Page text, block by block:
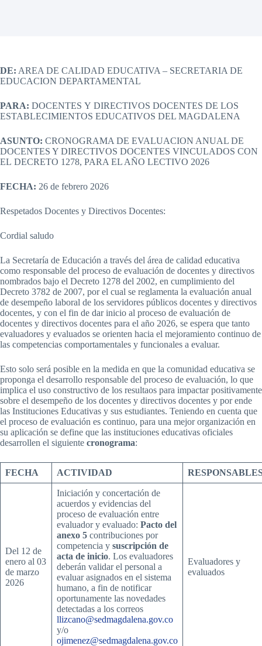
DE: AREA DE CALIDAD EDUCATIVA – SECRETARIA DE
EDUCACION DEPARTAMENTAL
PARA: DOCENTES Y DIRECTIVOS DOCENTES DE LOS
ESTABLECIMIENTOS EDUCATIVOS DEL MAGDALENA
ASUNTO: CRONOGRAMA DE EVALUACION ANUAL DE
DOCENTES Y DIRECTIVOS DOCENTES VINCULADOS CON
EL DECRETO 1278, PARA EL AÑO LECTIVO 2026
FECHA: 26 de febrero 2026
Respetados Docentes y Directivos Docentes:
Cordial saludo
La Secretaría de Educación a través del área de calidad educativa
como responsable del proceso de evaluación de docentes y directivos
nombrados bajo el Decreto 1278 del 2002, en cumplimiento del
Decreto 3782 de 2007, por el cual se reglamenta la evaluación anual
de desempeño laboral de los servidores públicos docentes y directivos
docentes, y con el fin de dar inicio al proceso de evaluación de
docentes y directivos docentes para el año 2026, se espera que tanto
evaluadores y evaluados se orienten hacia el mejoramiento continuo de
las competencias comportamentales y funcionales a evaluar.
Esto solo será posible en la medida en que la comunidad educativa se
proponga el desarrollo responsable del proceso de evaluación, lo que
implica el uso constructivo de los resultaos para impactar positivamente
sobre el desempeño de los docentes y directivos docentes y por ende
las Instituciones Educativas y sus estudiantes. Teniendo en cuenta que
el proceso de evaluación es continuo, para una mejor organización en
su aplicación se define que las instituciones educativas oficiales
desarrollen el siguiente cronograma:
FECHA ACTIVIDAD
Del 12 de
enero al 03
de marzo
2026
Iniciación y concertación de
acuerdos y evidencias del
proceso de evaluación entre
evaluador y evaluado: Pacto del
anexo 5 contribuciones por
competencia y suscripción de
acta de inicio. Los evaluadores
deberán validar el personal a
evaluar asignados en el sistema
humano, a fin de notificar
oportunamente las novedades
detectadas a los correos
llizcano@sedmagdalena.gov.co
y/o
ojimenez@sedmagdalena.gov.co
Evaluadores y
evaluados